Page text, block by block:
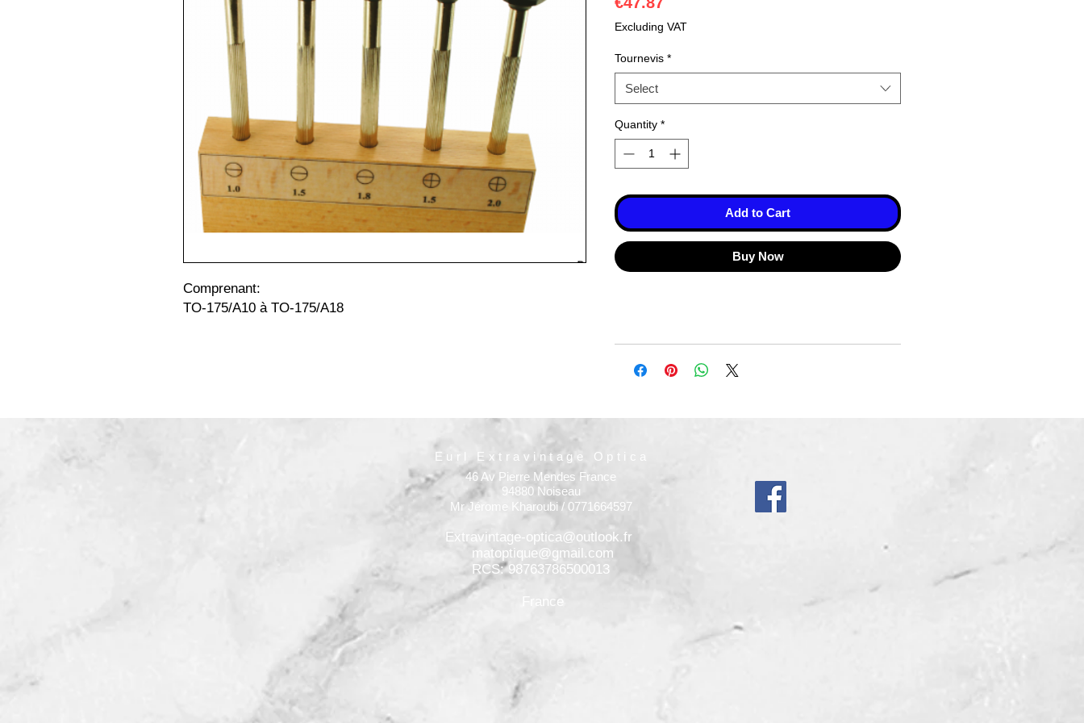
Comprenant:
TO-175/A10 à TO-175/A18
Excluding VAT
Tournevis *
Select
Quantity *
Add to Cart
Buy Now
Eurl Extravintage Optica
46 Av Pierre Mendes France
94880 Noiseau
Mr Jérome Kharoubi / 0771664597
Extravintage-optica@outlook.fr
matoptique@gmail.com
RCS: 98763786500013
France